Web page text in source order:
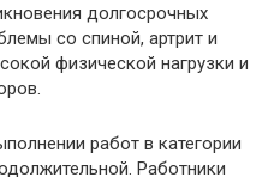
долгосрочных
со спиной, артрит и
физической нагрузки и
работ в категории
Работники